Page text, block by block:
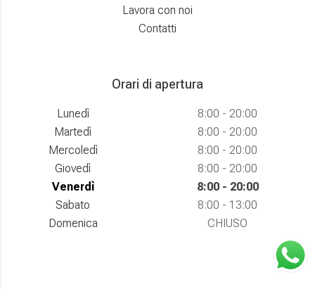
Lavora con noi
Contatti
Orari di apertura
Lunedì
8:00 - 20:00
Martedì
8:00 - 20:00
Mercoledì
8:00 - 20:00
Giovedì
8:00 - 20:00
Venerdì
8:00 - 20:00
Sabato
8:00 - 13:00
Domenica
CHIUSO